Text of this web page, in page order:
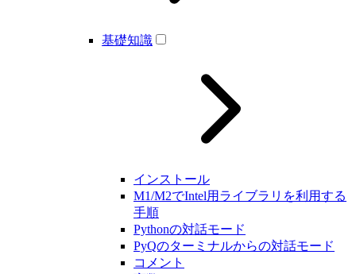
基礎知識
インストール
M1/M2でIntel用ライブラリを利用する
手順
Pythonの対話モード
PyQのターミナルからの対話モード
コメント